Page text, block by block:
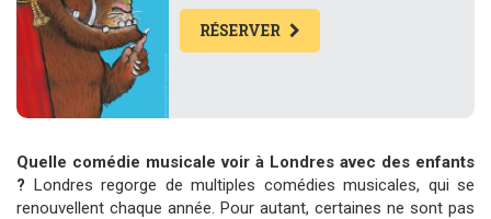
RÉSERVER
Quelle comédie musicale voir à Londres avec des enfants
? Londres regorge de multiples comédies musicales, qui se
renouvellent chaque année. Pour autant, certaines ne sont pas